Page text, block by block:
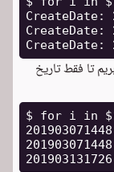
CreateDate:
CreateDate:
تا فقط تاریخ
$ for i in